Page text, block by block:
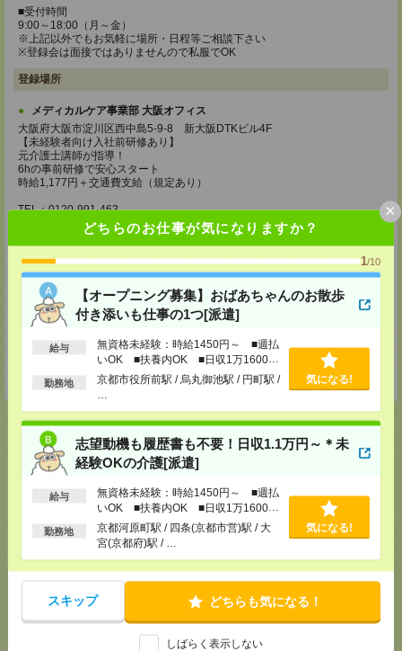
どちらのお仕事が気になりますか？
1/10
【オープニング募集】おばあちゃんのお散歩
付き添いも仕事の1つ[派遣]
給与
無資格未経験：時給1450円～ ■週払
いOK ■扶養内OK ■日収1万1600円
以上
勤務地
京都市役所前駅 / 烏丸御池駅 / 円町駅 /
気になる!
志望動機も履歴書も不要！日収1.1万円～＊未
経験OKの介護[派遣]
給与
無資格未経験：時給1450円～ ■週払
いOK ■扶養内OK ■日収1万1600円
以上
勤務地
京都河原町駅 / 四条(京都市営)駅 / 大
宮(京都府)駅 / …
気になる!
スキップ どちらも気になる！
しばらく表示しない
×
■受付時間
9:00～18:00（月～金）
※上記以外でもお気軽に場所・日程等ご相談下さい
※登録会は面接ではありませんので私服でOK
登録場所
メディカルケア事業部 大阪オフィス
大阪府大阪市淀川区西中島5-9-8 新大阪DTKビル4F
【未経験者向け入社前研修あり】
元介護士講師が指導！
6hの事前研修で安心スタート
時給1,177円＋交通費支給（規定あり）
TEL：0120-991-463
tenshoku@nikken-ts.jp
担当：採用担当
メディカルケア事業部 京都オフィス
京都府京都市下京区東塩小路町843番地2 日本生命京都ヤサカビル5F
TEL：0120-975-927
MAIL：tenshoku@nikken-ts.jp
担当：採用担当
登録交通費
★今ならご来社登録でQUOカード2000円分をプレゼント中★
応募ページへ
気になる！ 電話応募
メール LINEで送る